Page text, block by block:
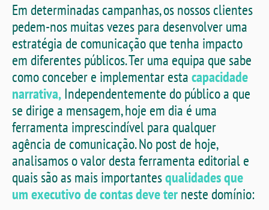
Em determinadas campanhas, os nossos clientes
pedem-nos muitas vezes para desenvolver uma
estratégia de comunicação que tenha impacto
em diferentes públicos. Ter uma equipa que sabe
como conceber e implementar estacapacidade
narrativa,Independentemente do público a que
se dirige a mensagem, hoje em dia é uma
ferramenta imprescindível para qualquer
agência de comunicação. No post de hoje,
analisamos o valor desta ferramenta editorial e
quais são as mais importantesqualidades que
um executivo de contas deve terneste domínio: